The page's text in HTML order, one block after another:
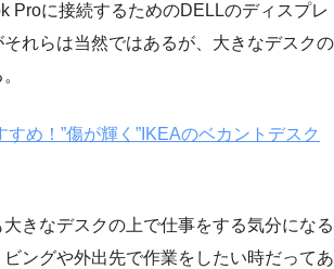
Proに接続するためのDELLのディスプレ
れらは当然ではあるが、大きなデスクの
め！”傷が輝く”IKEAのベカントデスク
きなデスクの上で仕事をする気分になる
ングや外出先で作業をしたい時だってあ